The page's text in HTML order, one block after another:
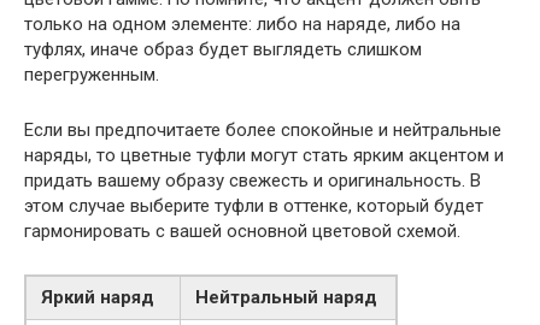
только на одном элементе: либо на наряде, либо на
туфлях, иначе образ будет выглядеть слишком
перегруженным.
Если вы предпочитаете более спокойные и нейтральные
наряды, то цветные туфли могут стать ярким акцентом и
придать вашему образу свежесть и оригинальность. В
этом случае выберите туфли в оттенке, который будет
гармонировать с вашей основной цветовой схемой.
Яркий наряд Нейтральный наряд